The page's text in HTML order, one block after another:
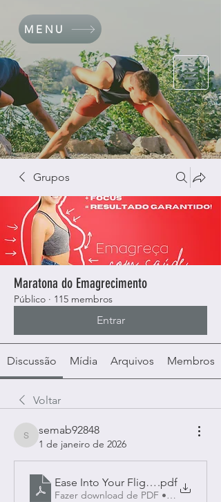
MENU
Grupos
Maratona do Emagrecimento
Público · 115 membros
Entrar
Discussão Mídia Arquivos Membros
Voltar
semab92848
semab92848
1 de janeiro de 2026
Ease Into Your Flight albion
.pdf
Fazer download de PDF • 292KB